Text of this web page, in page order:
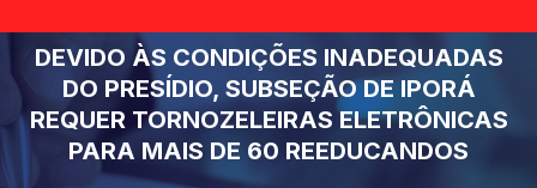
DEVIDO ÀS CONDIÇÕES INADEQUADAS
DO PRESÍDIO, SUBSEÇÃO DE IPORÁ
REQUER TORNOZELEIRAS ELETRÔNICAS
PARA MAIS DE 60 REEDUCANDOS